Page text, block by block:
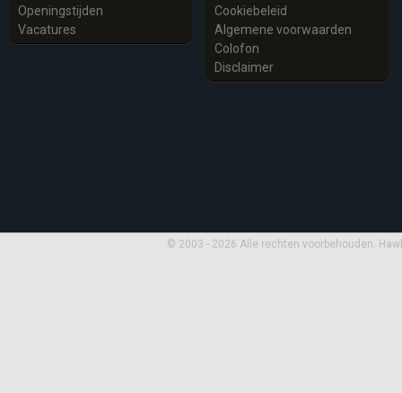
Openingstijden
Vacatures
Cookiebeleid
Algemene voorwaarden
Colofon
Disclaimer
© 2003 - 2026 Alle rechten voorbehouden.